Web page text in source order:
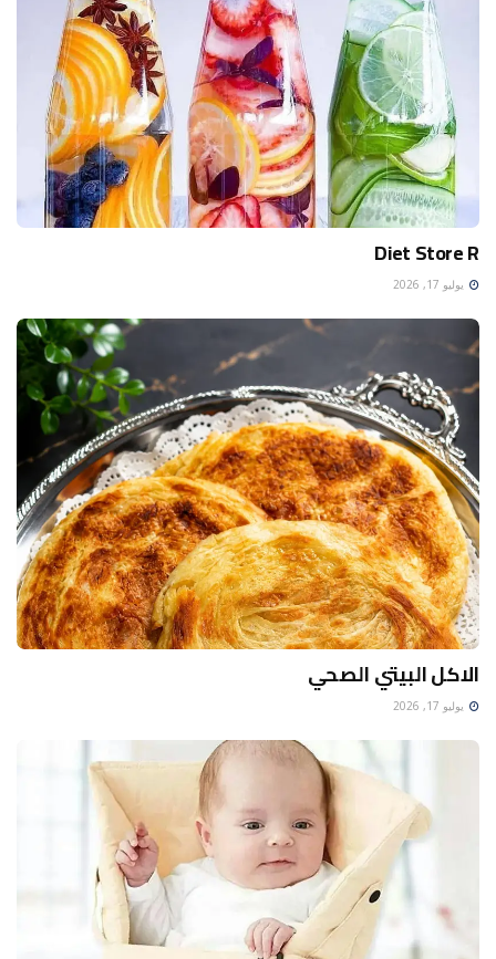
Diet Store R
يوليو 17, 2026
الاكل البيتي الصحي
يوليو 17, 2026